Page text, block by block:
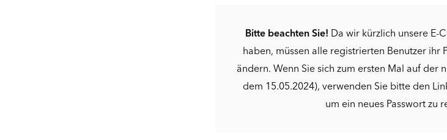
Bitte beachten Sie! Da wir kürzlich unsere E-
haben, müssen alle registrierten Benutzer ihr
ändern. Wenn Sie sich zum ersten Mal auf der
dem 15.05.2024), verwenden Sie bitte den
um ein neues Passwort zu